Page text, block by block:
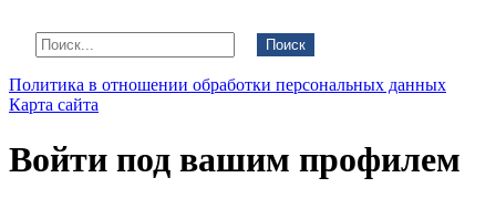
Поиск
Политика в отношении обработки персональных данных
Карта сайта
Войти под вашим профилем